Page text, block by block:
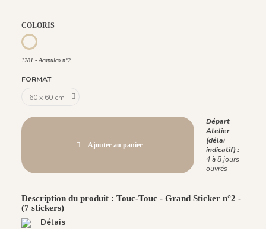
COLORIS
1281 - Acapulco n°2
1281 - Acapulco n°2
FORMAT
Ajouter au panier
Départ
Atelier
(délai
indicatif) :
4 à 8 jours
ouvrés
Description du produit : Touc-Touc - Grand Sticker n°2 -
(7 stickers)
Délais